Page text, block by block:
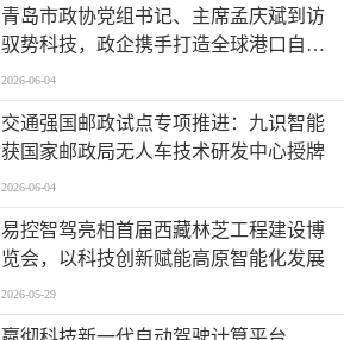
青岛市政协党组书记、主席孟庆斌到访
驭势科技，政企携手打造全球港口自动
驾驶应用样板
2026-06-04
交通强国邮政试点专项推进：九识智能
获国家邮政局无人车技术研发中心授牌
2026-06-04
易控智驾亮相首届西藏林芝工程建设博
览会，以科技创新赋能高原智能化发展
2026-05-29